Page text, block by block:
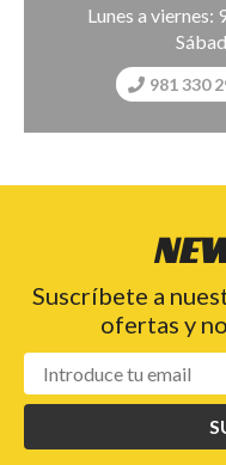
Lunes a viernes:
981 330
Suscríbete a
ofertas y